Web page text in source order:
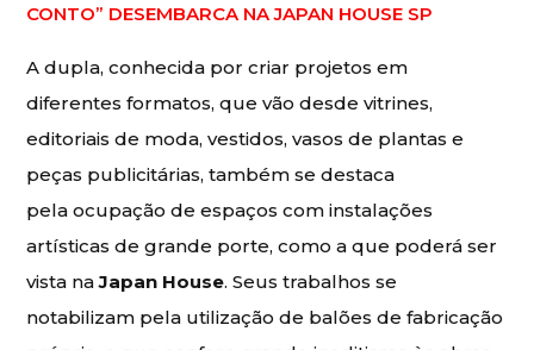
CONTO” DESEMBARCA NA JAPAN HOUSE SP
A dupla, conhecida por criar projetos em
diferentes formatos, que vão desde vitrines,
editoriais de moda, vestidos, vasos de plantas e
peças publicitárias, também se destaca
pela ocupação de espaços com instalações
artísticas de grande porte, como a que poderá ser
vista naJapan House. Seus trabalhos se
notabilizam pela utilização de balões de fabricação